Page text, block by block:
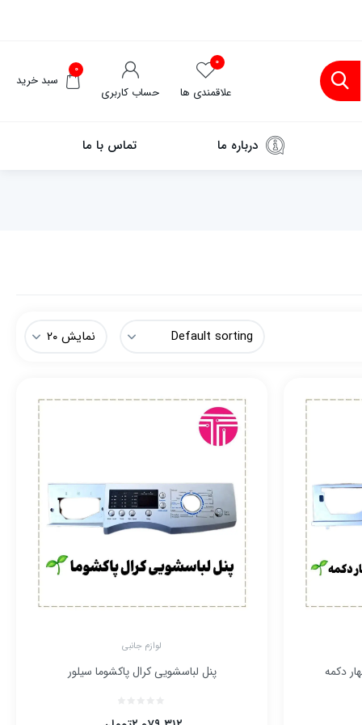
۰
سبد خرید
حساب کاربری
۰
علاقمندی ها
درباره ما تماس با ما
دکمه
لوازم جانبی
پنل لباسشویی کرال پاکشوما سیلور